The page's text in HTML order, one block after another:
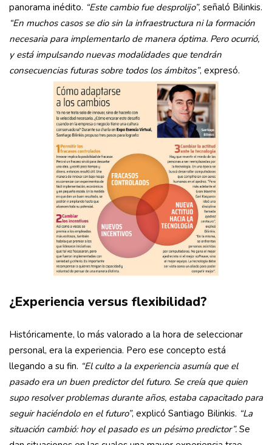
panorama inédito. “Este cambio fue desprolijo”, señaló Bilinkis.
“En muchos casos se dio sin la infraestructura ni la formación
necesaria para implementarlo de manera óptima. Pero ocurrió,
y está impulsando nuevas modalidades que tendrán
consecuencias futuras sobre todos los ámbitos”, expresó.
¿Experiencia versus flexibilidad?
Históricamente, lo más valorado a la hora de seleccionar
personal, era la experiencia. Pero ese concepto está
llegando a su fin. “El culto a la experiencia asumía que el
pasado era un buen predictor del futuro. Se creía que quien
supo resolver problemas durante años, estaba capacitado para
seguir haciéndolo en el futuro”, explicó Santiago Bilinkis. “La
situación cambió: hoy el pasado es un pésimo predictor”. Se